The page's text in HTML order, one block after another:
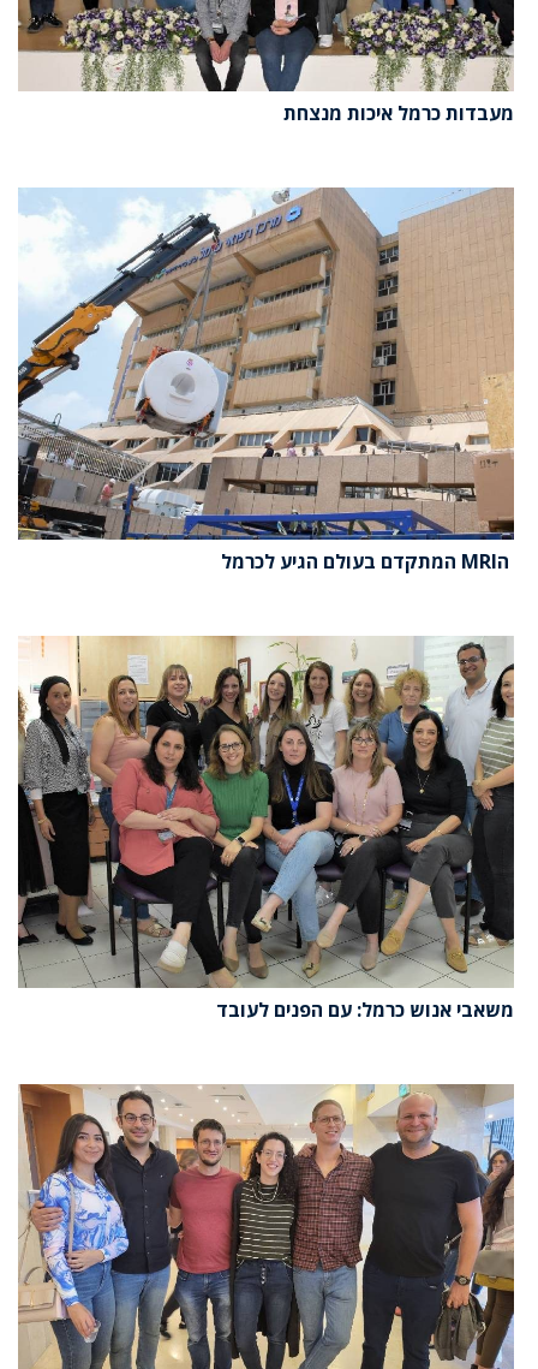
מעבדות כרמל איכות מנצחת
הMRI המתקדם בעולם הגיע לכרמל
משאבי אנוש כרמל: עם הפנים לעובד